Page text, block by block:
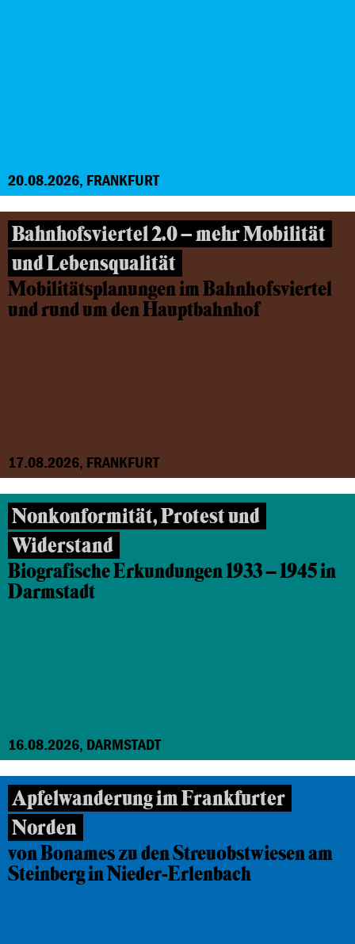
20.08.2026, FRANKFURT
Bahnhofsviertel 2.0 – mehr Mobilität
und Lebensqualität
Mobilitätsplanungen im Bahnhofsviertel
und rund um den Hauptbahnhof
17.08.2026, FRANKFURT
Nonkonformität, Protest und
Widerstand
Biografische Erkundungen 1933 – 1945 in
Darmstadt
16.08.2026, DARMSTADT
Apfelwanderung im Frankfurter
Norden
von Bonames zu den Streuobstwiesen am
Steinberg in Nieder-Erlenbach